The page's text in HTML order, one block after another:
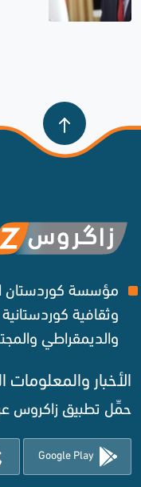
مؤسسة كوردستان
وثقافية
والديمقراطي
الأخبار والمعلومات
حمِّل تطبيق زاكروس
Google Play